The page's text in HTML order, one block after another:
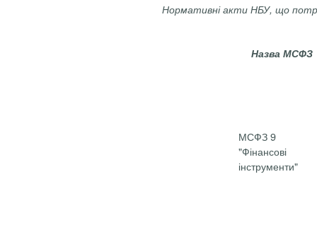
Нормативні акти НБУ, що
Назва МСФЗ
МСФЗ 9
"Фінансові
інструменти"